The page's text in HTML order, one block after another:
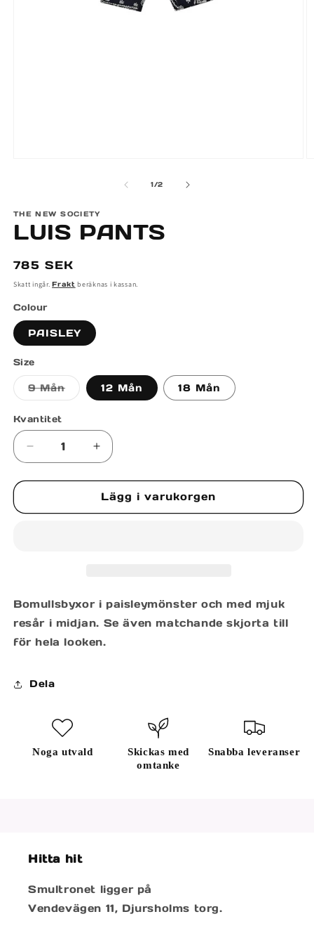
modalfönster
1/av
2
THE NEW SOCIETY
LUIS PANTS
Ordinarie
pris
785 SEK
Skatt ingår.Frakt beräknas i kassan.
Colour
PAISLEY
Size
9 MånVarianten
är
tillgänglig
12 Mån 18 Mån
Kvantitet
Minska
för
PANTS
Öka
för
LUIS
PANTS
Lägg i varukorgen
Bomullsbyxor i paisleymönster och med mjuk
resår i midjan. Se även matchande skjorta till
för hela looken.
Dela
Noga utvald
Skickas med
omtanke
Snabba leveranser
Hitta hit
Smultronet ligger på
Vendevägen 11, Djursholms torg.